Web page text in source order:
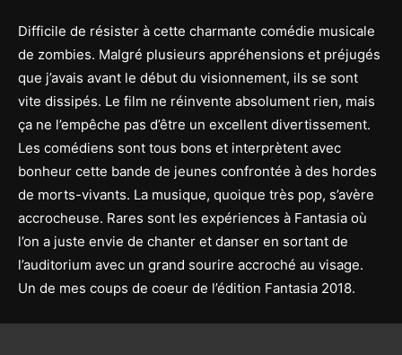
Difficile de résister à cette charmante comédie musicale
de zombies. Malgré plusieurs appréhensions et préjugés
que j’avais avant le début du visionnement, ils se sont
vite dissipés. Le film ne réinvente absolument rien, mais
ça ne l’empêche pas d’être un excellent divertissement.
Les comédiens sont tous bons et interprètent avec
bonheur cette bande de jeunes confrontée à des hordes
de morts-vivants. La musique, quoique très pop, s’avère
accrocheuse. Rares sont les expériences à Fantasia où
l’on a juste envie de chanter et danser en sortant de
l’auditorium avec un grand sourire accroché au visage.
Un de mes coups de coeur de l’édition Fantasia 2018.